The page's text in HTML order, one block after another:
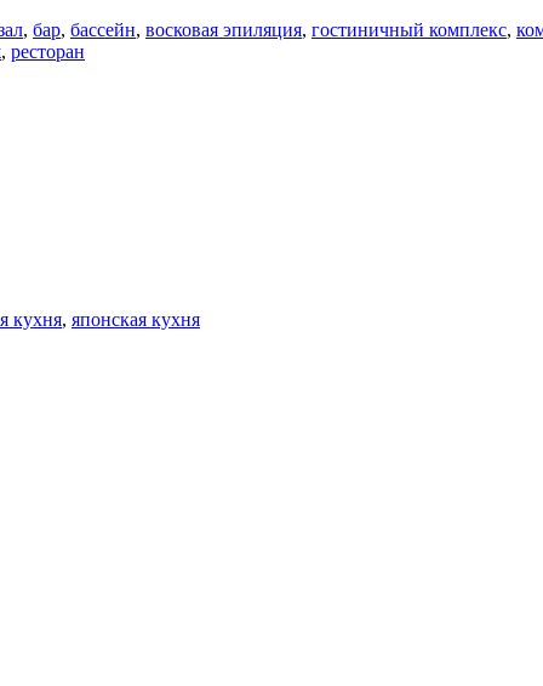
, бар, бассейн, восковая эпиляция, гостиничный комплекс,
, ресторан
кухня, японская кухня